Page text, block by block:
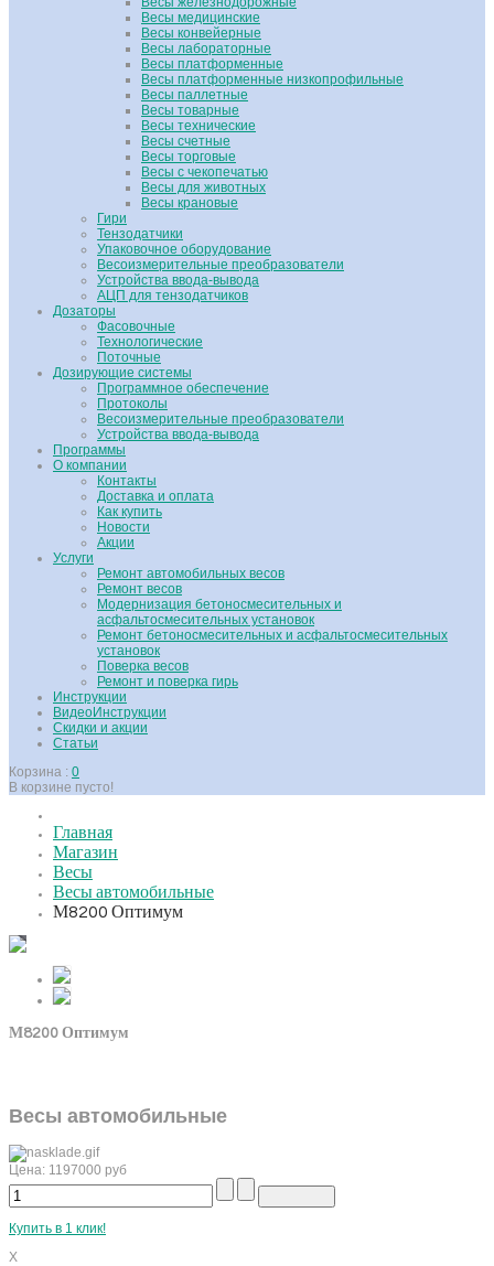
Весы медицинские
Весы конвейерные
Весы лабораторные
Весы платформенные
Весы платформенные низкопрофильные
Весы паллетные
Весы товарные
Весы технические
Весы счетные
Весы торговые
Весы с чекопечатью
Весы для животных
Весы крановые
Гири
Тензодатчики
Упаковочное оборудование
Весоизмерительные преобразователи
Устройства ввода-вывода
АЦП для тензодатчиков
Дозаторы
Фасовочные
Технологические
Поточные
Дозирующие системы
Программное обеспечение
Протоколы
Весоизмерительные преобразователи
Устройства ввода-вывода
Программы
О компании
Контакты
Доставка и оплата
Как купить
Новости
Акции
Услуги
Ремонт автомобильных весов
Ремонт весов
Модернизация бетоносмесительных и
асфальтосмесительных установок
Ремонт бетоносмесительных и асфальтосмесительных
установок
Поверка весов
Ремонт и поверка гирь
Инструкции
ВидеоИнструкции
Скидки и акции
Статьи
Корзина : 0
В корзине пусто!
Главная
Магазин
Весы
Весы автомобильные
М8200 Оптимум
Touch
to
М8200 Оптимум
Весы автомобильные
Цена: 1197000 руб
Купить в 1 клик!
X